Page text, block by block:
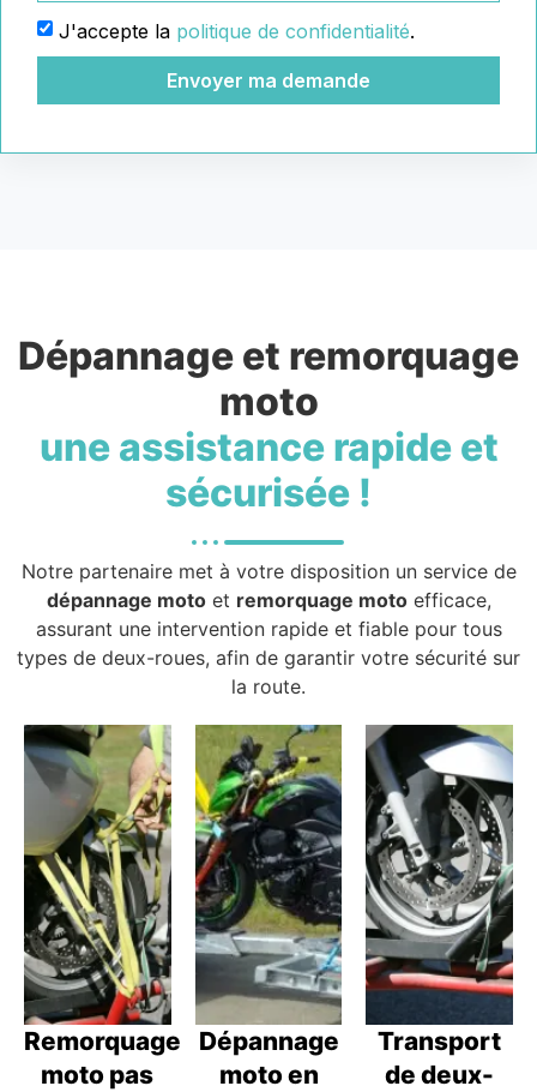
J'accepte la politique de confidentialité.
Envoyer ma demande
Dépannage et remorquage
moto
une assistance rapide et
sécurisée !
Notre partenaire met à votre disposition un service de
dépannage motoet remorquage motoefficace,
assurant une intervention rapide et fiable pour tous
types de deux-roues, afin de garantir votre sécurité sur
la route.
Remorquage
moto pas
Dépannage
moto en
Transport
de deux-